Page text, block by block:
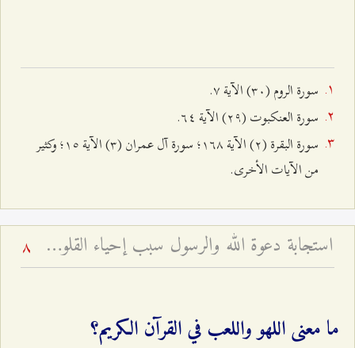
سورة الروم (٣٠) الآية ٧.
سورة العنكبوت (٢٩) الآیة ٦٤.
سورة البقرة (٢) الآية ١٦٨؛ سورة آل ‌عمران (٣) الآية ١٥؛ وكثير
من الآيات الأخرى.
استجابة دعوة الله والرسول سبب إحياء القلوب - خطبة عيد الفطر لعام ۱٤۲٤ هـ 8
ما معنى اللهو واللعب في القرآن الكريم؟